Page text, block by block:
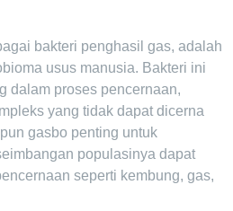
bakteri penghasil gas, adalah
usus manusia. Bakteri ini
dalam proses pencernaan,
yang tidak dapat dicerna
gasbo penting untuk
populasinya dapat
seperti kembung, gas,